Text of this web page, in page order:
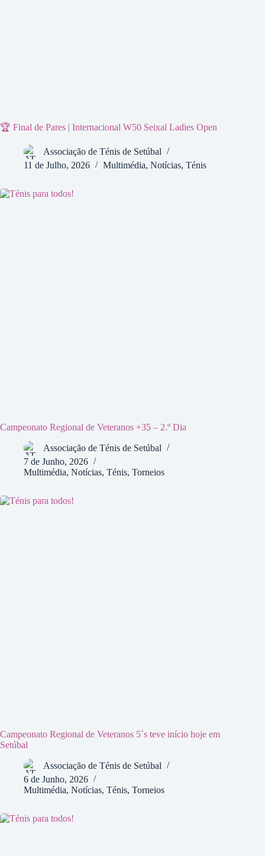
🏆 Final de Pares | Internacional W50 Seixal Ladies Open
Associação de Ténis de Setúbal
11 de Julho, 2026
Multimédia, Notícias, Ténis
Campeonato Regional de Veteranos +35 – 2.º Dia
Associação de Ténis de Setúbal
7 de Junho, 2026
Multimédia, Notícias, Ténis, Torneios
Campeonato Regional de Veteranos 5´s teve início hoje em
Setúbal
Associação de Ténis de Setúbal
6 de Junho, 2026
Multimédia, Notícias, Ténis, Torneios